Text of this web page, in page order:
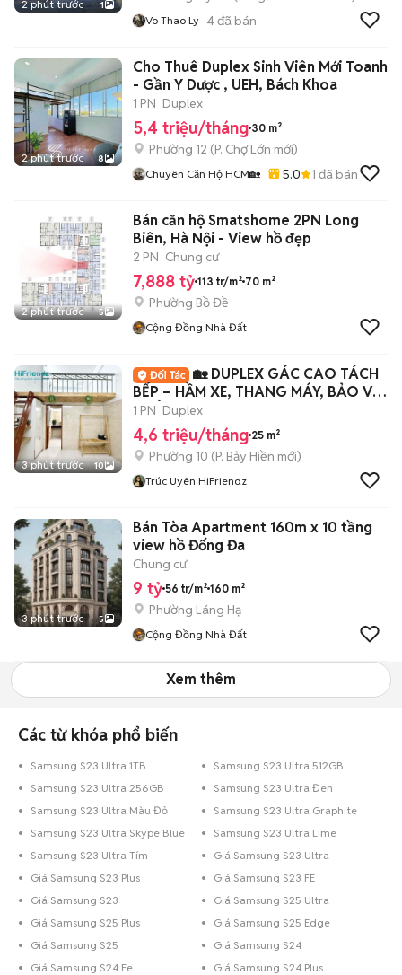
2 phút trước 1
Vo Thao Ly 4đã bán
2 phút trước 8
Cho Thuê Duplex Sinh Viên Mới Toanh
- Gần Y Dược , UEH, Bách Khoa
1 PN Duplex
5,4 triệu/tháng 30 m²
Phường 12 (P. Chợ Lớn mới)
Chuyên Căn Hộ HCM🏡 5.0 1 đã bán
2 phút trước 5
Bán căn hộ Smatshome 2PN Long
Biên, Hà Nội - View hồ đẹp
2 PN Chung cư
7,888 tỷ 113 tr/m² 70 m²
Phường Bồ Đề
Cộng Đồng Nhà Đất
3 phút trước 10
🏡 DUPLEX GÁC CAO TÁCH
BẾP – HẦM XE, THANG MÁY, BẢO VỆ
– GẦN VHU & BKU
1 PN Duplex
4,6 triệu/tháng 25 m²
Phường 10 (P. Bảy Hiền mới)
Trúc Uyên HiFriendz
3 phút trước 5
Bán Tòa Apartment 160m x 10 tầng
view hồ Đống Đa
Chung cư
9 tỷ 56 tr/m² 160 m²
Phường Láng Hạ
Cộng Đồng Nhà Đất
Xem thêm
Các từ khóa phổ biến
Samsung S23 Ultra 1TB
Samsung S23 Ultra 512GB
Samsung S23 Ultra 256GB
Samsung S23 Ultra Đen
Samsung S23 Ultra Màu Đỏ
Samsung S23 Ultra Graphite
Samsung S23 Ultra Skype Blue
Samsung S23 Ultra Lime
Samsung S23 Ultra Tím
Giá Samsung S23 Ultra
Giá Samsung S23 Plus
Giá Samsung S23 FE
Giá Samsung S23
Giá Samsung S25 Ultra
Giá Samsung S25 Plus
Giá Samsung S25 Edge
Giá Samsung S25
Giá Samsung S24
Giá Samsung S24 Fe
Giá Samsung S24 Plus